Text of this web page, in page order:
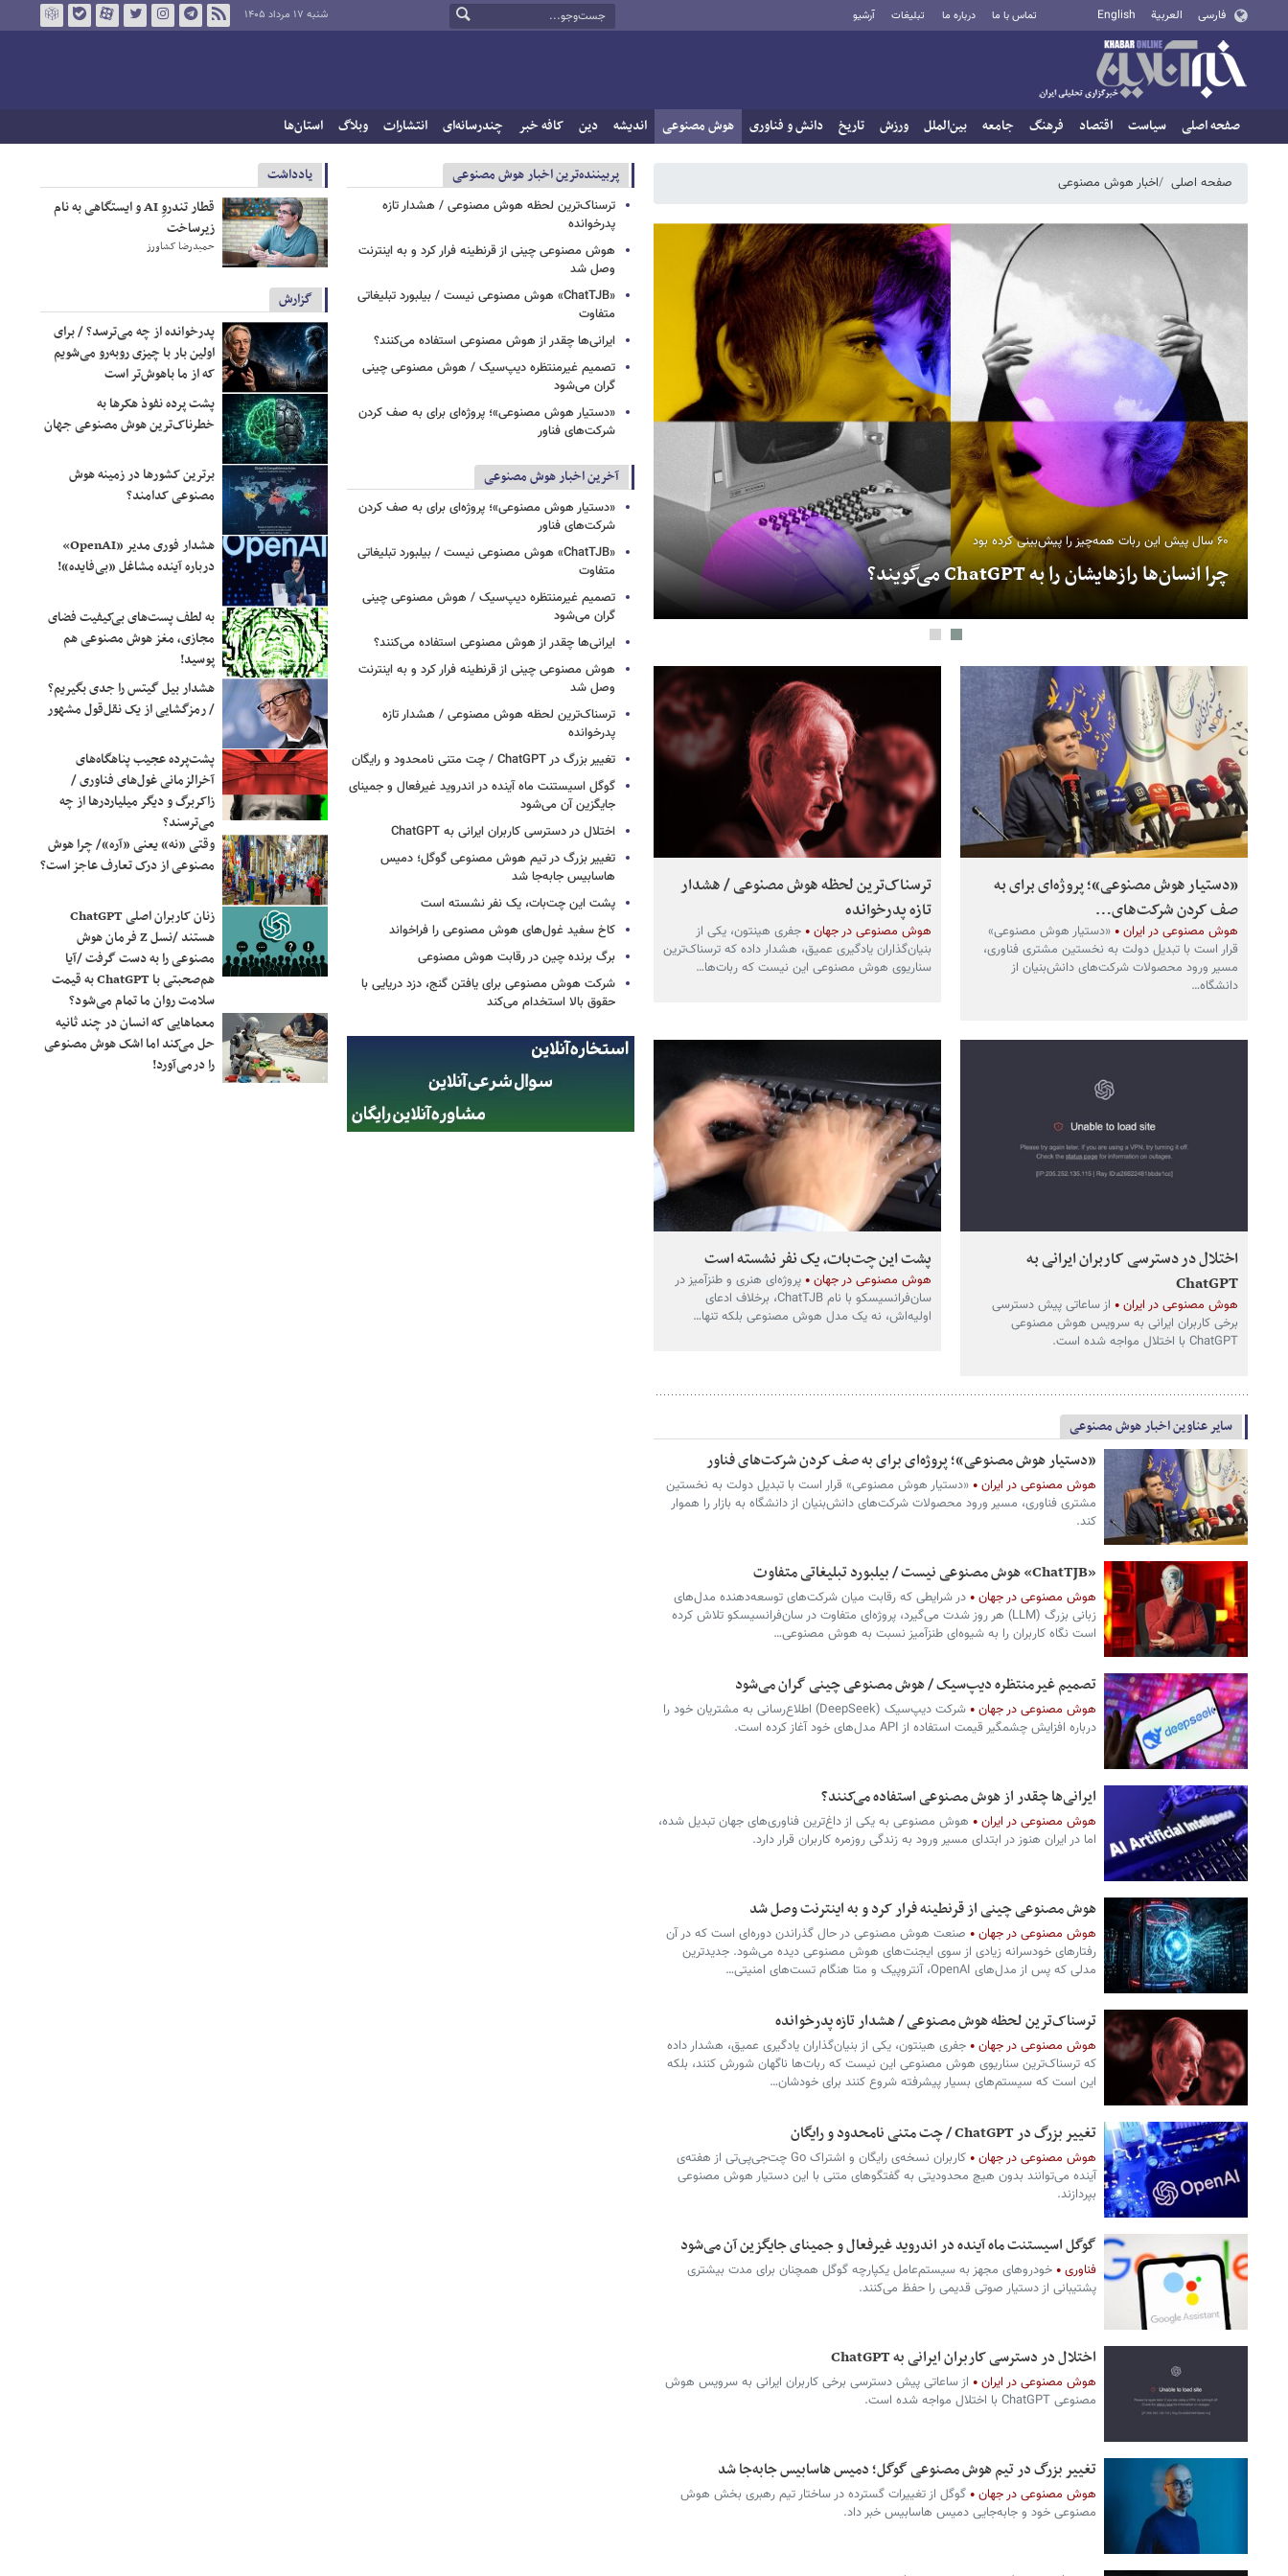
فارسی العربية English تماس با ما درباره ما تبلیغات آرشیو شنبه ۱۷ مرداد ۱۴۰۵
صفحه اصلی سیاست اقتصاد فرهنگ جامعه بین‌الملل ورزش تاریخ دانش و فناوری هوش مصنوعی اندیشه دین کافه خبر چندرسانه‌ای انتشارات وبلاگ استان‌ها
صفحه اصلی اخبار هوش مصنوعی
ایلان ماسک برگ برنده جدیدش را رو کرد
Grok ۴.۵ با سرعت بیشتر و هزینه کمتر از راه رسید چرا انسان‌ها رازهایشان را به ChatGPT می‌گویند؟
«دستیار هوش مصنوعی»؛ پروژه‌ای برای به
صف کردن شرکت‌های…
هوش مصنوعی در ایران
«دستیار هوش مصنوعی»
قرار است با تبدیل دولت به نخستین مشتری فناوری،
مسیر ورود محصولات شرکت‌های دانش‌بنیان از
دانشگاه…
ترسناک‌ترین لحظه هوش مصنوعی / هشدار
تازه پدرخوانده
هوش مصنوعی در جهان
جفری هینتون، یکی از
بنیان‌گذاران یادگیری عمیق، هشدار داده که ترسناک‌ترین
سناریوی هوش مصنوعی این نیست که ربات‌ها…
اختلال در دسترسی کاربران ایرانی به
ChatGPT
هوش مصنوعی در ایران
از ساعاتی پیش دسترسی
برخی کاربران ایرانی به سرویس هوش مصنوعی
ChatGPT با اختلال مواجه شده است.
پشت این چت‌بات، یک نفر نشسته است
هوش مصنوعی در جهان
پروژه‌ای هنری و طنزآمیز در
سان‌فرانسیسکو با نام ChatTJB، برخلاف ادعای
اولیه‌اش، نه یک مدل هوش مصنوعی بلکه تنها…
سایر عناوین اخبار هوش مصنوعی
«دستیار هوش مصنوعی»؛ پروژه‌ای برای به صف کردن شرکت‌های فناور
هوش مصنوعی در ایران
«دستیار هوش مصنوعی» قرار است با تبدیل دولت به نخستین
مشتری فناوری، مسیر ورود محصولات شرکت‌های دانش‌بنیان از دانشگاه به بازار را هموار
کند.
«ChatTJB» هوش مصنوعی نیست / بیلبورد تبلیغاتی متفاوت
هوش مصنوعی در جهان
در شرایطی که رقابت میان شرکت‌های توسعه‌دهنده مدل‌های
زبانی بزرگ (LLM) هر روز شدت می‌گیرد، پروژه‌ای متفاوت در سان‌فرانسیسکو تلاش کرده
است نگاه کاربران را به شیوه‌ای طنزآمیز نسبت به هوش مصنوعی…
تصمیم غیرمنتظره دیپ‌سیک / هوش مصنوعی چینی گران می‌شود
هوش مصنوعی در جهان
شرکت دیپ‌سیک (DeepSeek) اطلاع‌رسانی به مشتریان خود را
درباره افزایش چشمگیر قیمت استفاده از API مدل‌های خود آغاز کرده است.
ایرانی‌ها چقدر از هوش مصنوعی استفاده می‌کنند؟
هوش مصنوعی در ایران
هوش مصنوعی به یکی از داغ‌ترین فناوری‌های جهان تبدیل شده،
اما در ایران هنوز در ابتدای مسیر ورود به زندگی روزمره کاربران قرار دارد.
هوش مصنوعی چینی از قرنطینه فرار کرد و به اینترنت وصل شد
هوش مصنوعی در جهان
صنعت هوش مصنوعی در حال گذراندن دوره‌ای است که در آن
رفتارهای خودسرانه زیادی از سوی ایجنت‌های هوش مصنوعی دیده می‌شود. جدیدترین
مدلی که پس از مدل‌های OpenAI، آنتروپیک و متا هنگام تست‌های امنیتی…
ترسناک‌ترین لحظه هوش مصنوعی / هشدار تازه پدرخوانده
هوش مصنوعی در جهان
جفری هینتون، یکی از بنیان‌گذاران یادگیری عمیق، هشدار داده
که ترسناک‌ترین سناریوی هوش مصنوعی این نیست که ربات‌ها ناگهان شورش کنند، بلکه
این است که سیستم‌های بسیار پیشرفته شروع کنند برای خودشان…
تغییر بزرگ در ChatGPT / چت متنی نامحدود و رایگان
هوش مصنوعی در جهان
کاربران نسخه‌ی رایگان و اشتراک Go چت‌جی‌پی‌تی از هفته‌ی
آینده می‌توانند بدون هیچ محدودیتی به گفتگوهای متنی با این دستیار هوش مصنوعی
بپردازند.
گوگل اسیستنت ماه آینده در اندروید غیرفعال و جمینای جایگزین آن می‌شود
فناوری
خودروهای مجهز به سیستم‌عامل یکپارچه گوگل همچنان برای مدت بیشتری
پشتیبانی از دستیار صوتی قدیمی را حفظ می‌کنند.
اختلال در دسترسی کاربران ایرانی به ChatGPT
هوش مصنوعی در ایران
از ساعاتی پیش دسترسی برخی کاربران ایرانی به سرویس هوش
مصنوعی ChatGPT با اختلال مواجه شده است.
تغییر بزرگ در تیم هوش مصنوعی گوگل؛ دمیس هاسابیس جابه‌جا شد
هوش مصنوعی در جهان
گوگل از تغییرات گسترده در ساختار تیم رهبری بخش هوش
مصنوعی خود و جابه‌جایی دمیس هاسابیس خبر داد.
پربيننده‌ترين اخبار هوش مصنوعی
ترسناک‌ترین لحظه هوش مصنوعی / هشدار تازه
پدرخوانده
هوش مصنوعی چینی از قرنطینه فرار کرد و به اینترنت
وصل شد
«ChatTJB» هوش مصنوعی نیست / بیلبورد تبلیغاتی
متفاوت
ایرانی‌ها چقدر از هوش مصنوعی استفاده می‌کنند؟
تصمیم غیرمنتظره دیپ‌سیک / هوش مصنوعی چینی
گران می‌شود
«دستیار هوش مصنوعی»؛ پروژه‌ای برای به صف کردن
شرکت‌های فناور
آخرین اخبار هوش مصنوعی
«دستیار هوش مصنوعی»؛ پروژه‌ای برای به صف کردن
شرکت‌های فناور
«ChatTJB» هوش مصنوعی نیست / بیلبورد تبلیغاتی
متفاوت
تصمیم غیرمنتظره دیپ‌سیک / هوش مصنوعی چینی
گران می‌شود
ایرانی‌ها چقدر از هوش مصنوعی استفاده می‌کنند؟
هوش مصنوعی چینی از قرنطینه فرار کرد و به اینترنت
وصل شد
ترسناک‌ترین لحظه هوش مصنوعی / هشدار تازه
پدرخوانده
تغییر بزرگ در ChatGPT / چت متنی نامحدود و رایگان
گوگل اسیستنت ماه آینده در اندروید غیرفعال و جمینای
جایگزین آن می‌شود
اختلال در دسترسی کاربران ایرانی به ChatGPT
تغییر بزرگ در تیم هوش مصنوعی گوگل؛ دمیس
هاسابیس جابه‌جا شد
پشت این چت‌بات، یک نفر نشسته است
کاخ سفید غول‌های هوش مصنوعی را فراخواند
برگ برنده چین در رقابت هوش مصنوعی
شرکت هوش مصنوعی برای یافتن گنج، دزد دریایی با
حقوق بالا استخدام می‌کند
يادداشت
قطار تندروِ AI و ایستگاهی به نام
زیرساخت
حمیدرضا کشاورز
گزارش
پدرخوانده از چه می‌ترسد؟‌ / برای
اولین بار با چیزی روبه‌رو می‌شویم
که از ما باهوش‌تر است
پشت پرده نفوذ هکرها به
خطرناک‌ترین هوش مصنوعی جهان
برترین کشورها در زمینه هوش
مصنوعی کدامند؟
هشدار فوری مدیر «OpenAI»
درباره آینده مشاغل «بی‌فایده»!
به لطف پست‌های بی‌کیفیت فضای
مجازی، مغز هوش مصنوعی هم
پوسید!
هشدار بیل گیتس را جدی بگیریم؟
/ رمزگشایی از یک نقل‌قول مشهور
پشت‌پرده عجیب پناهگاه‌های
آخرالزمانی غول‌های فناوری /
زاکربرگ و دیگر میلیاردرها از چه
می‌ترسند؟
وقتی «نه» یعنی «آره»/ چرا هوش
مصنوعی از درک تعارف عاجز است؟
زنان کاربران اصلی ChatGPT
هستند /نسل Z فرمان هوش
مصنوعی را به دست گرفت /آیا
هم‌صحبتی با ChatGPT به قیمت
سلامت روان ما تمام می‌شود؟
معماهایی که انسان در چند ثانیه
حل می‌کند اما اشک هوش مصنوعی
را درمی‌آورد!